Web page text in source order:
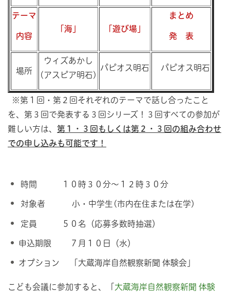
テーマ
内容
「海」 「遊び場」
まとめ
発 表
場所
ウィズあかし
(アスピア明石)
パピオス明石 パピオス明石
※第１回・第２回それぞれのテーマで話し合ったこと
を、第３回で発表する３回シリーズ！３回すべての参加が
難しい方は、 第 １
・３回もしくは第２・３回の組み合わせ
での申し込みも可能です！
時間 １０時３０分～１２時３０分
対象者 小・中学生(市内在住または在学)
定員 ５０名（応募多数時抽選）
申込期限 ７月１０日（水）
オプション 「大蔵海岸自然観察新聞 体験会」
こども会議に参加すると、「 大蔵海岸自然観察新聞 体験